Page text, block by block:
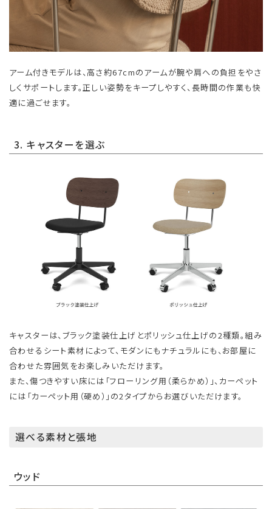
アーム付きモデルは、高さ約67cmのアームが腕や肩への負担をやさ
しくサポートします。正しい姿勢をキープしやすく、長時間の作業も快
適に過ごせます。
3. キャスターを選ぶ
キャスターは、ブラック塗装仕上げとポリッシュ仕上げの2種類。組み
合わせるシート素材によって、モダンにもナチュラルにも、お部屋に
合わせた雰囲気をお楽しみいただけます。
また、傷つきやすい床には「フローリング用（柔らかめ）」、カーペット
には「カーペット用（硬め）」の2タイプからお選びいただけます。
選べる素材と張地
ウッド